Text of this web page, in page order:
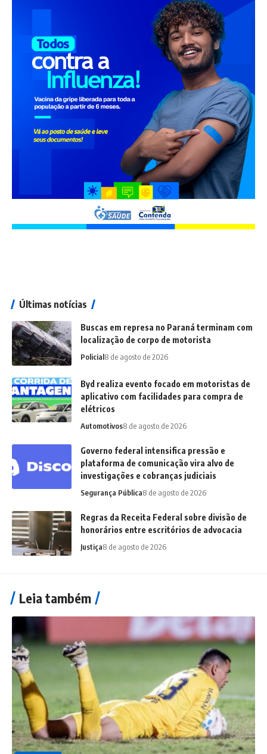
Últimas notícias
Buscas em represa no Paraná terminam com
localização de corpo de motorista
Policial8 de agosto de 2026
Byd realiza evento focado em motoristas de
aplicativo com facilidades para compra de
elétricos
Automotivos8 de agosto de 2026
Governo federal intensifica pressão e
plataforma de comunicação vira alvo de
investigações e cobranças judiciais
Segurança Pública8 de agosto de 2026
Regras da Receita Federal sobre divisão de
honorários entre escritórios de advocacia
Justiça8 de agosto de 2026
Leia também